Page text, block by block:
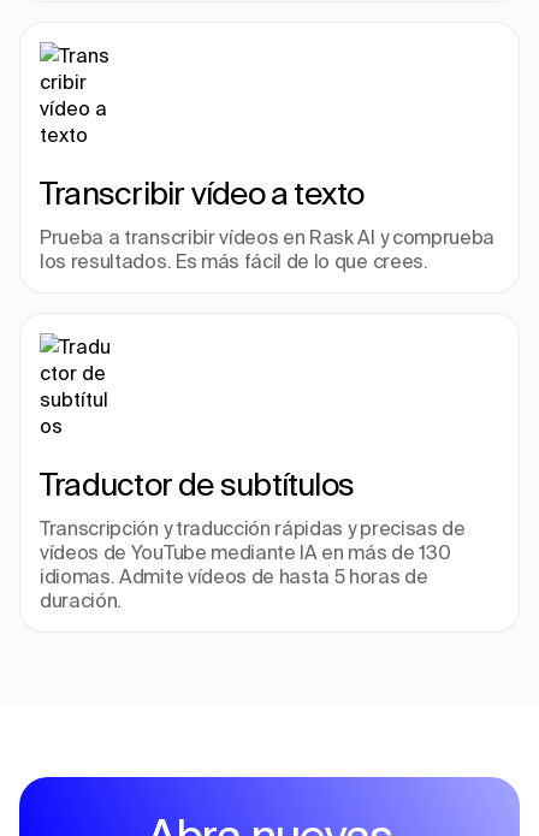
Transcribir vídeo a texto
Prueba a transcribir vídeos en Rask AI y comprueba
los resultados. Es más fácil de lo que crees.
Traductor de subtítulos
Transcripción y traducción rápidas y precisas de
vídeos de YouTube mediante IA en más de 130
idiomas. Admite vídeos de hasta 5 horas de
duración.